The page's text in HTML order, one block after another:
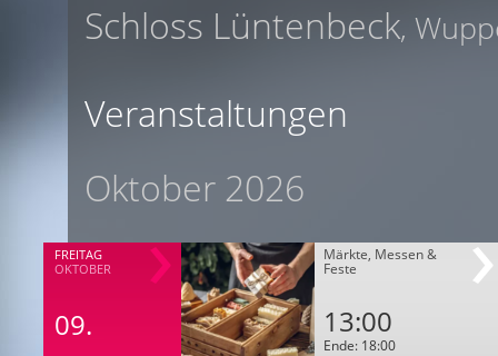
Schloss Lüntenbeck,
Veranstaltungen
Oktober 2026
FREITAG
OKTOBER
09.
Märkte, Messen &
Feste
13:00
Ende: 18:00